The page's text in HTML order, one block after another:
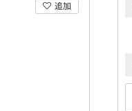
追加